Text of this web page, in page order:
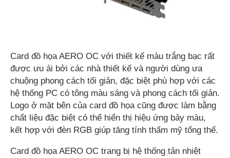
Card đồ họa AERO OC với thiết kế màu trắng bạc rất
được ưu ái bởi các nhà thiết kế và người dùng ưa
chuộng phong cách tối giản, đặc biệt phù hợp với các
hệ thống PC có tông màu sáng và phong cách tối giản.
Logo ở mặt bên của card đồ họa cũng được làm bằng
chất liệu đặc biệt có thể hiển thị hiệu ứng bảy màu,
kết hợp với đèn RGB giúp tăng tính thẩm mỹ tổng thể.
Card đồ họa AERO OC trang bị hệ thống tản nhiệt